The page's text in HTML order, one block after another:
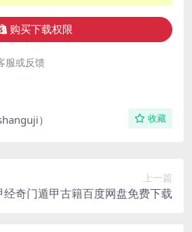
购买下载权限
服或反馈
） 收藏
上一篇
经奇门遁甲古籍百度网盘免费下载